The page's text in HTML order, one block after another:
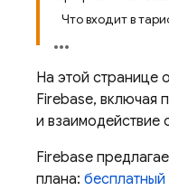
Что входит в
На этой странице
Firebase, включая
и взаимодействие
Firebase
плана: